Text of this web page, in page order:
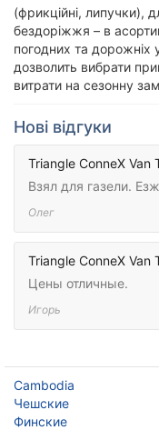
(фрикційні, липучки),
бездоріжжя – в
погодних та дорожніх
дозволить вибрати
витрати на сезонну
Нові відгуки
Triangle ConneX Van
Взял для газели.
Олег
Triangle ConneX Van
Цены отличные.
Игорь
Cambodia
Чешские
Финские